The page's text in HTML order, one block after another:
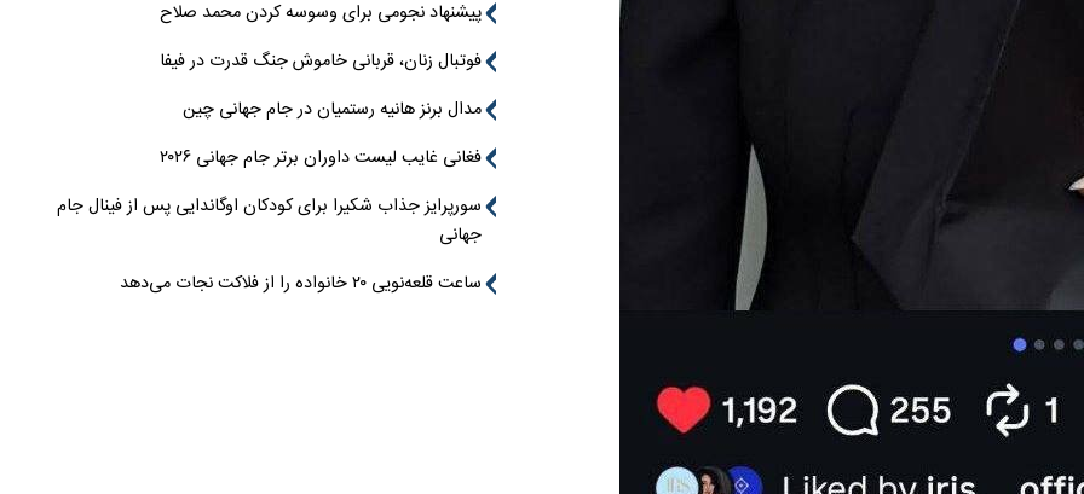
پیشنهاد نجومی برای وسوسه کردن محمد صلاح
فوتبال زنان، قربانی خاموش جنگ قدرت در فیفا
مدال برنز هانیه رستمیان در جام جهانی چین
فغانی غایب لیست داوران برتر جام جهانی ۲۰۲۶
سورپرایز جذاب شکیرا برای کودکان اوگاندایی پس از فینال جام
جهانی
ساعت قلعه‌نویی ۲۰ خانواده را از فلاکت نجات می‌دهد